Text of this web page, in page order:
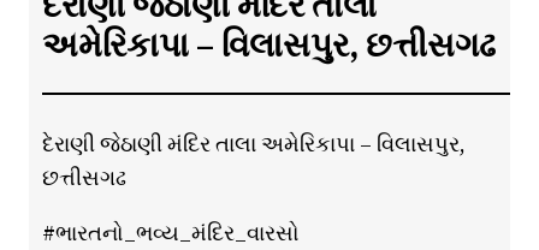
અમેરિકાપા – વિલાસપુર, છત્તીસગઢ
દેરાણી જેઠાણી મંદિર તાલા અમેરિકાપા – વિલાસપુર,
છત્તીસગઢ
#ભારતનો_ભવ્ય_મંદિર_વારસો